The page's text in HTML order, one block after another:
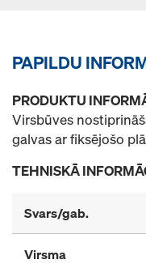
PAPILDU
PRODUKTU
Virsbūves
galvas ar fiksējošo
TEHNISKĀ
Svars/gab.
Virsma